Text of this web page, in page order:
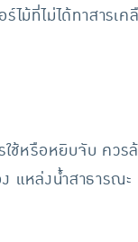
ไม้ที่ไม่ได้ทาสาร
ช้หรือหยิบจับ ควร
แหล่งน้ำสาธารณะ